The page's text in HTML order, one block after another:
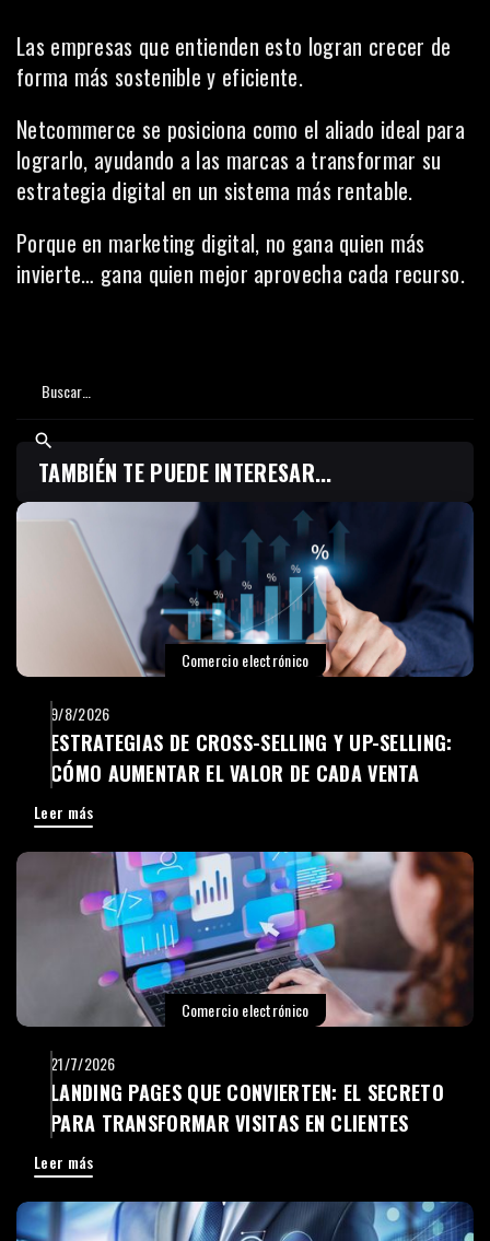
Las empresas que entienden esto logran crecer de
forma más sostenible y eficiente.
Netcommerce se posiciona como el aliado ideal para
lograrlo, ayudando a las marcas a transformar su
estrategia digital en un sistema más rentable.
Porque en marketing digital, no gana quien más
invierte… gana quien mejor aprovecha cada recurso.
TAMBIÉN TE PUEDE INTERESAR...
Comercio electrónico
9/8/2026
ESTRATEGIAS DE CROSS-SELLING Y UP-SELLING:
CÓMO AUMENTAR EL VALOR DE CADA VENTA
Leer más
Comercio electrónico
21/7/2026
LANDING PAGES QUE CONVIERTEN: EL SECRETO
PARA TRANSFORMAR VISITAS EN CLIENTES
Leer más